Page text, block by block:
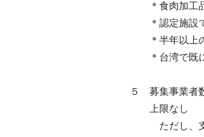
＊食肉加工品
＊認定施設で
＊半年以上の
＊台湾で既に
５
上限なし
ただし、支援